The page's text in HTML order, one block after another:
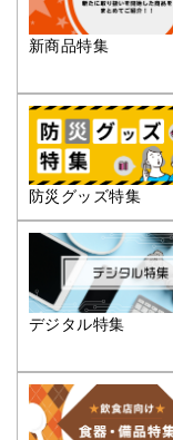
新商品特集
防災グッズ特集
デジタル特集